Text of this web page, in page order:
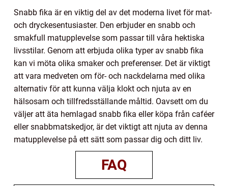
Snabb fika är en viktig del av det moderna livet för mat-
och dryckesentusiaster. Den erbjuder en snabb och
smakfull matupplevelse som passar till våra hektiska
livsstilar. Genom att erbjuda olika typer av snabb fika
kan vi möta olika smaker och preferenser. Det är viktigt
att vara medveten om för- och nackdelarna med olika
alternativ för att kunna välja klokt och njuta av en
hälsosam och tillfredsställande måltid. Oavsett om du
väljer att äta hemlagad snabb fika eller köpa från caféer
eller snabbmatskedjor, är det viktigt att njuta av denna
matupplevelse på ett sätt som passar dig och ditt liv.
FAQ